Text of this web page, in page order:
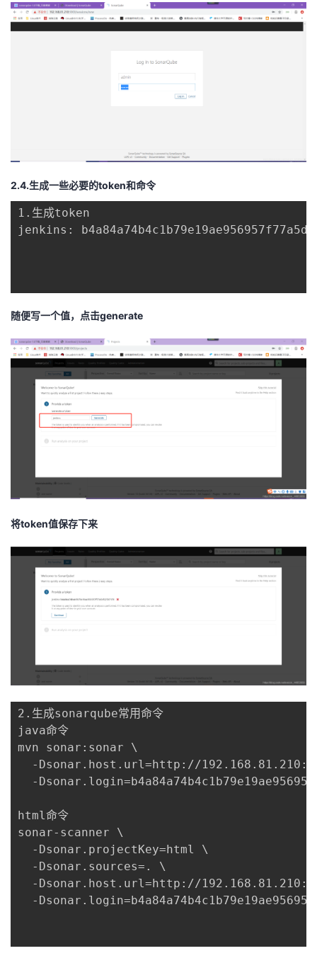
2.4.生成一些必要的token和命令
1.生成token
jenkins:
随便写一个值，点击generate
将token值保存下来
2.生成sonarqube常用命令
java命令
mvn sonar:sonar \
-Dsonar.host.url=http://
-
html命令
sonar-scanner \
  -Dsonar.projectKey=html \
  -Dsonar.sources=. \
-Dsonar.host.url=http://
-